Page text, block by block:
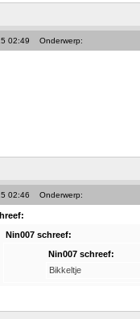
02:49 Onderwerp:
02:46 Onderwerp:
Nin007 schreef:
Nin007 schreef:
Bikkeltje